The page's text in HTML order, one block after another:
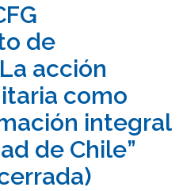
os
os
os
de
acción
como
integral
de Chile”